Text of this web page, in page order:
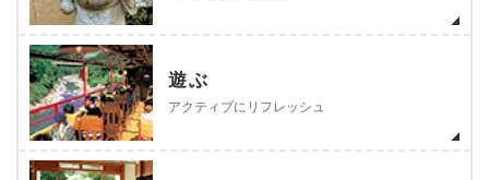
遊ぶ
アクティブにリフレッシュ